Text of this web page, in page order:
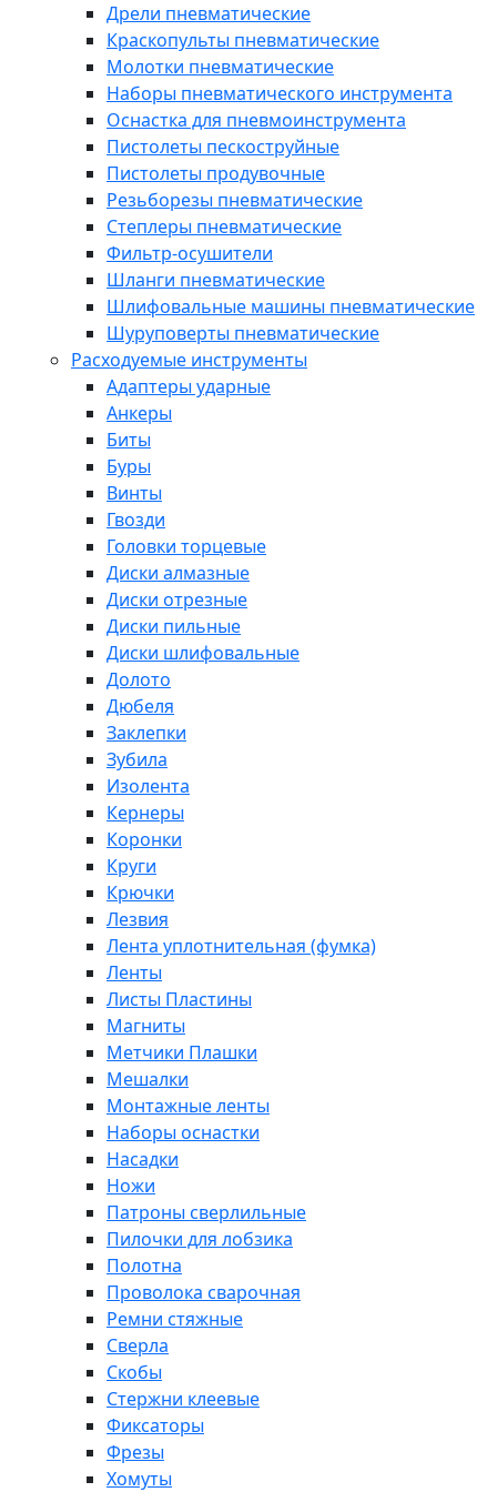
Дрели пневматические
Краскопульты пневматические
Молотки пневматические
Наборы пневматического инструмента
Оснастка для пневмоинструмента
Пистолеты пескоструйные
Пистолеты продувочные
Резьборезы пневматические
Степлеры пневматические
Фильтр-осушители
Шланги пневматические
Шлифовальные машины пневматические
Шуруповерты пневматические
Расходуемые инструменты
Адаптеры ударные
Анкеры
Биты
Буры
Винты
Гвозди
Головки торцевые
Диски алмазные
Диски отрезные
Диски пильные
Диски шлифовальные
Долото
Дюбеля
Заклепки
Зубила
Изолента
Кернеры
Коронки
Круги
Крючки
Лезвия
Лента уплотнительная (фумка)
Ленты
Листы Пластины
Магниты
Метчики Плашки
Мешалки
Монтажные ленты
Наборы оснастки
Насадки
Ножи
Патроны сверлильные
Пилочки для лобзика
Полотна
Проволока сварочная
Ремни стяжные
Сверла
Скобы
Стержни клеевые
Фиксаторы
Фрезы
Хомуты